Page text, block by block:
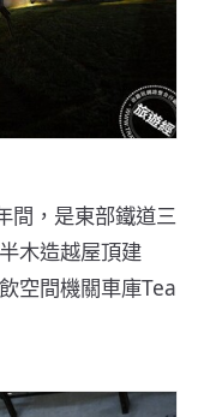
間，是東部鐵道三
木造越屋頂建
空間機關車庫Tea